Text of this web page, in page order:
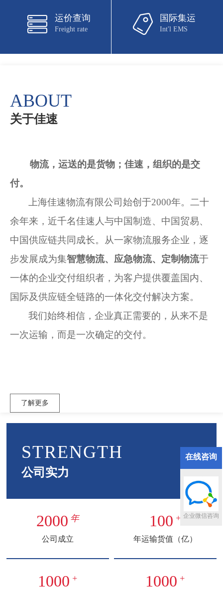
运价查询
Freight rate
国际集运
Int'l EMS
ABOUT
关于佳速
物流，运送的是货物；佳速，组织的是交
付。
上海佳速物流有限公司始创于2000年。二十
余年来，近千名佳速人与中国制造、中国贸易、
中国供应链共同成长。从一家物流服务企业，逐
步发展成为集智慧物流、应急物流、定制物流于
一体的企业交付组织者，为客户提供覆盖国内、
国际及供应链全链路的一体化交付解决方案。
我们始终相信，企业真正需要的，从来不是
一次运输，而是一次确定的交付。
了解更多
STRENGTH
公司实力
2000 年
公司成立
100 +
年运输货值（亿）
1000 + 1000 +
在线咨询
企业微信咨询